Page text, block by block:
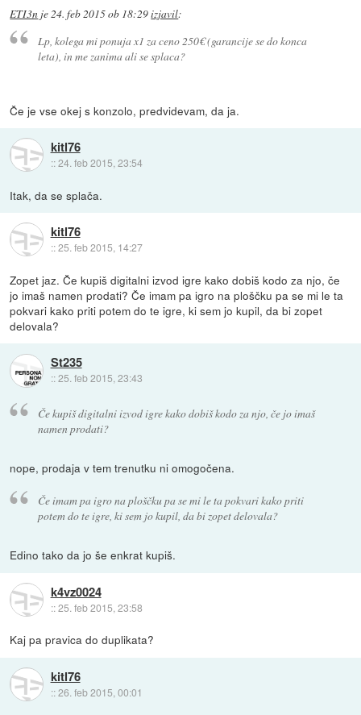
ETI3n je24. feb 2015 ob 18:29izjavil:
Lp, kolega mi ponuja x1 za ceno 250€ (garancije se do konca
leta), in me zanima ali se splaca?
Če je vse okej s konzolo, predvidevam, da ja.
kitl76
::24. feb 2015, 23:54
Itak, da se splača.
kitl76
::25. feb 2015, 14:27
Zopet jaz. Če kupiš digitalni izvod igre kako dobiš kodo za njo, če
jo imaš namen prodati? Če imam pa igro na ploščku pa se mi le ta
pokvari kako priti potem do te igre, ki sem jo kupil, da bi zopet
delovala?
St235
::25. feb 2015, 23:43
Če kupiš digitalni izvod igre kako dobiš kodo za njo, če jo imaš
namen prodati?
nope, prodaja v tem trenutku ni omogočena.
Če imam pa igro na ploščku pa se mi le ta pokvari kako priti
potem do te igre, ki sem jo kupil, da bi zopet delovala?
Edino tako da jo še enkrat kupiš.
k4vz0024
::25. feb 2015, 23:58
Kaj pa pravica do duplikata?
kitl76
::26. feb 2015, 00:01